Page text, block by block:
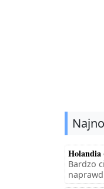
Holandia
Bardzo